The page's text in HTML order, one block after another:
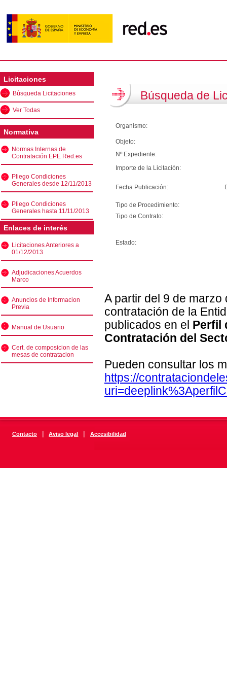
Licitaciones
Búsqueda Licitaciones
Ver Todas
Normativa
Normas Internas de
Contratación EPE Red.es
Pliego Condiciones
Generales desde 12/11/2013
Pliego Condiciones
Generales hasta 11/11/2013
Enlaces de interés
Licitaciones Anteriores a
01/12/2013
Adjudicaciones Acuerdos
Marco
Anuncios de Informacion
Previa
Manual de Usuario
Cert. de composicion de las
mesas de contratacion
Búsqueda de
Organismo:
Objeto:
Nº Expediente:
Importe de la Licitación:
Fecha Publicación:
Tipo de Procedimiento:
Tipo de Contrato:
Estado:
A partir del 9 de
contratación de la
publicados en el Perfil
Contratación del
Pueden consultar los
https://
Contacto | Aviso legal | Accesibilidad